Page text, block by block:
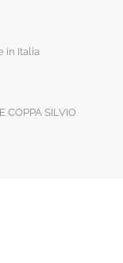
in Italia
COPPA SILVIO